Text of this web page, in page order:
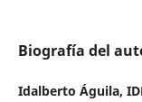
Biografía del
Idalberto Águila,